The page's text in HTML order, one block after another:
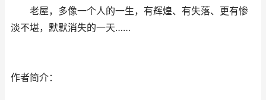
老屋，多像一个人的一生，有辉煌、有失落、更有惨
淡不堪，默默消失的一天……
作者简介：